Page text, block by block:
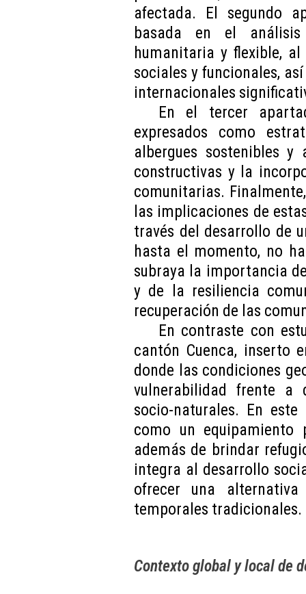
afectada. El segundo
basada en el
humanitaria y flexible,
sociales y funcionales,
internacionales
En el tercer
expresados como
albergues sostenibles y
constructivas y la
comunitarias.
las implicaciones de
través del desarrollo de
hasta el momento, no
subraya la importancia
y de la resiliencia
recuperación de las
En contraste con
cantón Cuenca, inserto
donde las condiciones
vulnerabilidad frente a
socio-naturales. En
como un equipamiento
además de brindar
integra al desarrollo
ofrecer una
temporales tradicionales.
Contexto global y local de